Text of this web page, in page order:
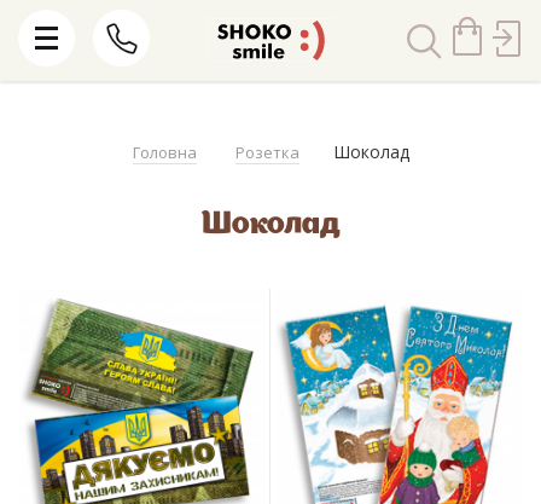
Головна Розетка Шоколад
Шоколад